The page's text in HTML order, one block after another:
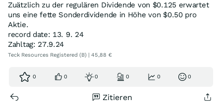
Zuätzlich zu der regulären Dividende von $0.125 erwartet
uns eine fette Sonderdividende in Höhe von $0.50 pro
Aktie.
record date: 13. 9. 24
Zahltag: 27.9.24
Teck Resources Registered (B) | 45,88 €
0 0 0 0 0 0
Zitieren